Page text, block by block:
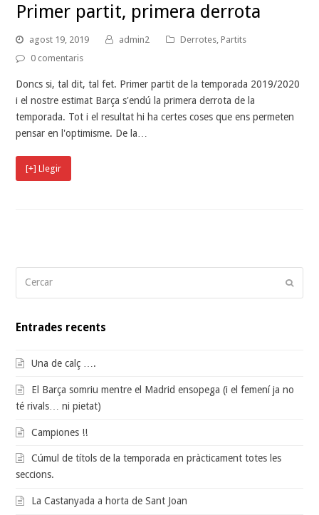
Primer partit, primera derrota
agost 19, 2019 admin2 Derrotes Partits
0 comentaris
Doncs si, tal dit, tal fet. Primer partit de la temporada 2019/2020
i el nostre estimat Barça s'endú la primera derrota de la
temporada. Tot i el resultat hi ha certes coses que ens permeten
pensar en l'optimisme. De la…
[+] Llegir
Entrades recents
Una de calç ….
El Barça somriu mentre el Madrid ensopega (i el femení ja no
té rivals… ni pietat)
Campiones !!
Cúmul de títols de la temporada en pràcticament totes les
seccions.
La Castanyada a horta de Sant Joan